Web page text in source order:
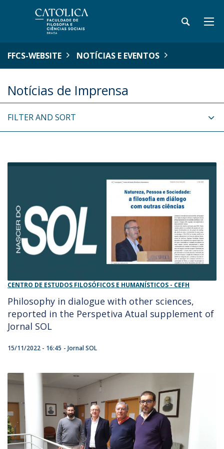
FFCS-WEBSITE NOTÍCIAS E EVENTOS
Notícias de Imprensa
FILTER AND SORT
CENTRO DE ESTUDOS FILOSÓFICOS E HUMANÍSTICOS - CEFH
Philosophy in dialogue with other sciences,
reported in the Perspetiva Atual supplement of
Jornal SOL
15/11/2022 - 16:45 Jornal SOL